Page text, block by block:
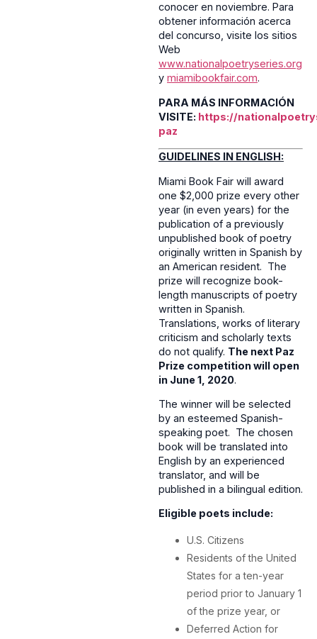
conocer en noviembre. Para
obtener información acerca
del concurso, visite los sitios
Web
www.nationalpoetryseries.org
y miamibookfair.com.
PARA MÁS INFORMACIÓN
VISITE: https://
paz
GUIDELINES IN ENGLISH:
Miami Book Fair will award
one $2,000 prize every other
year (in even years) for the
publication of a previously
unpublished book of poetry
originally written in Spanish by
an American resident. The
prize will recognize book-
length manuscripts of poetry
written in Spanish.
Translations, works of literary
criticism and scholarly texts
do not qualify. The next Paz
Prize competition will open
in June 1, 2020.
The winner will be selected
by an esteemed Spanish-
speaking poet. The chosen
book will be translated into
English by an experienced
translator, and will be
published in a bilingual edition.
Eligible poets include:
U.S. Citizens
Residents of the United
States for a ten-year
period prior to January 1
of the prize year, or
Deferred Action for